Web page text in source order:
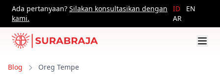
Ada pertanyaan? Silakan konsultasikan dengan
kami.
ID
EN
AR
Blog Oreg Tempe